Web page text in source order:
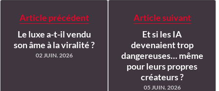
Article précédent
Le luxe a-t-il vendu
son âme à la viralité ?
02 JUIN. 2026
Article suivant
Et si les IA
devenaient trop
dangereuses… même
pour leurs propres
créateurs ?
05 JUIN. 2026